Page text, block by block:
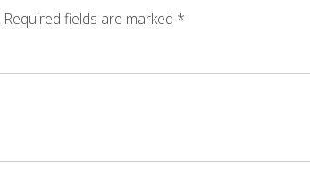
Required fields are marked *